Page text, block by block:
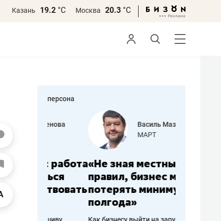
Казань 19.2 °С Москва 20.3 °С
персона
работа
Василь Мазитов
МАРТ
«Не зная местных
правил, бизнес может
потерять минимум
полгода»